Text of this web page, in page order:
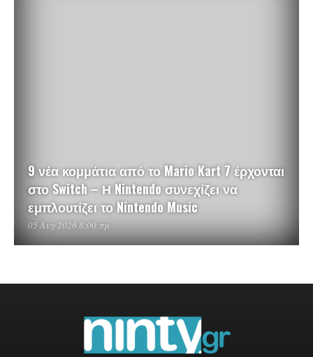
9 νέα κομμάτια από το Mario Kart 7 έρχονται
στο Switch – Η Nintendo συνεχίζει να
εμπλουτίζει το Nintendo Music
05 Αυγ 2026 8:00 πμ